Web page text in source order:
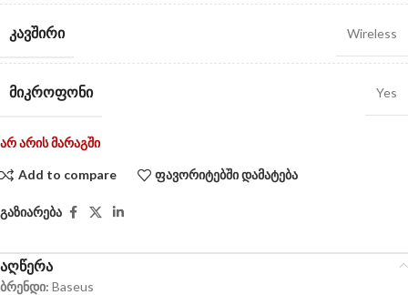
ᲙᲐᲕᲨᲘᲠᲘ Wireless
ᲛᲘᲙᲠᲝᲤᲝᲜᲘ Yes
არ არის მარაგში
Add to compare ფავორიტებში დამატება
გაზიარება
აღწერა
ბრენდი: Baseus